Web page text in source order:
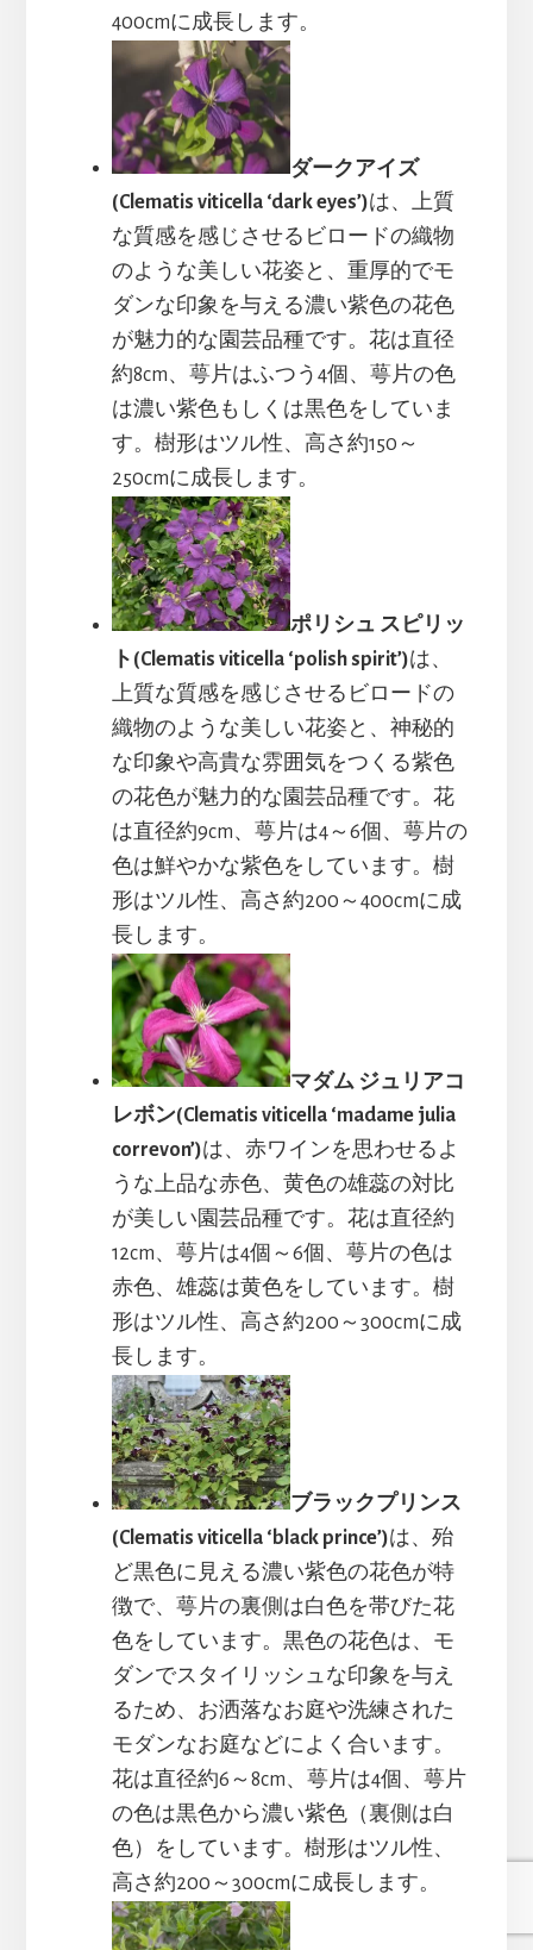
400cmに成長します。
ダークアイズ
(Clematis viticella ‘dark eyes’)は、上質
な質感を感じさせるビロードの織物
のような美しい花姿と、重厚的でモ
ダンな印象を与える濃い紫色の花色
が魅力的な園芸品種です。花は直径
約8cm、萼片はふつう4個、萼片の色
は濃い紫色もしくは黒色をしていま
す。樹形はツル性、高さ約150～
250cmに成長します。
ポリシュ スピリッ
ト(Clematis viticella ‘polish spirit’)は、
上質な質感を感じさせるビロードの
織物のような美しい花姿と、神秘的
な印象や高貴な雰囲気をつくる紫色
の花色が魅力的な園芸品種です。花
は直径約9cm、萼片は4～6個、萼片の
色は鮮やかな紫色をしています。樹
形はツル性、高さ約200～400cmに成
長します。
マダム ジュリアコ
レボン(Clematis viticella ‘madame julia
correvon’)は、赤ワインを思わせるよ
うな上品な赤色、黄色の雄蕊の対比
が美しい園芸品種です。花は直径約
12cm、萼片は4個～6個、萼片の色は
赤色、雄蕊は黄色をしています。樹
形はツル性、高さ約200～300cmに成
長します。
ブラックプリンス
(Clematis viticella ‘black prince’)は、殆
ど黒色に見える濃い紫色の花色が特
徴で、萼片の裏側は白色を帯びた花
色をしています。黒色の花色は、モ
ダンでスタイリッシュな印象を与え
るため、お洒落なお庭や洗練された
モダンなお庭などによく合います。
花は直径約6～8cm、萼片は4個、萼片
の色は黒色から濃い紫色（裏側は白
色）をしています。樹形はツル性、
高さ約200～300cmに成長します。